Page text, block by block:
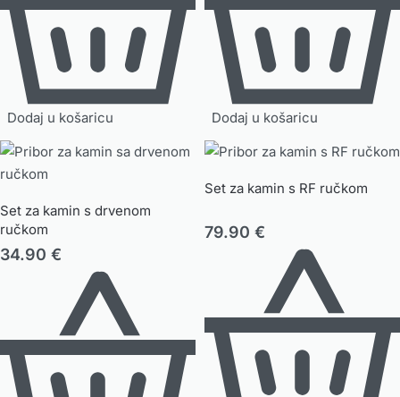
Dodaj u košaricu Dodaj u košaricu
Set za kamin s drvenom
ručkom
34.90 €
Set za kamin s RF ručkom
79.90 €